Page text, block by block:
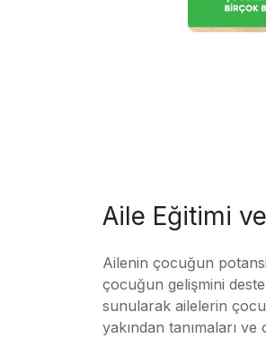
Aile Eğitimi
Ailenin çocuğun
çocuğun gelişmini
sunularak ailelerin
yakından tanımaları